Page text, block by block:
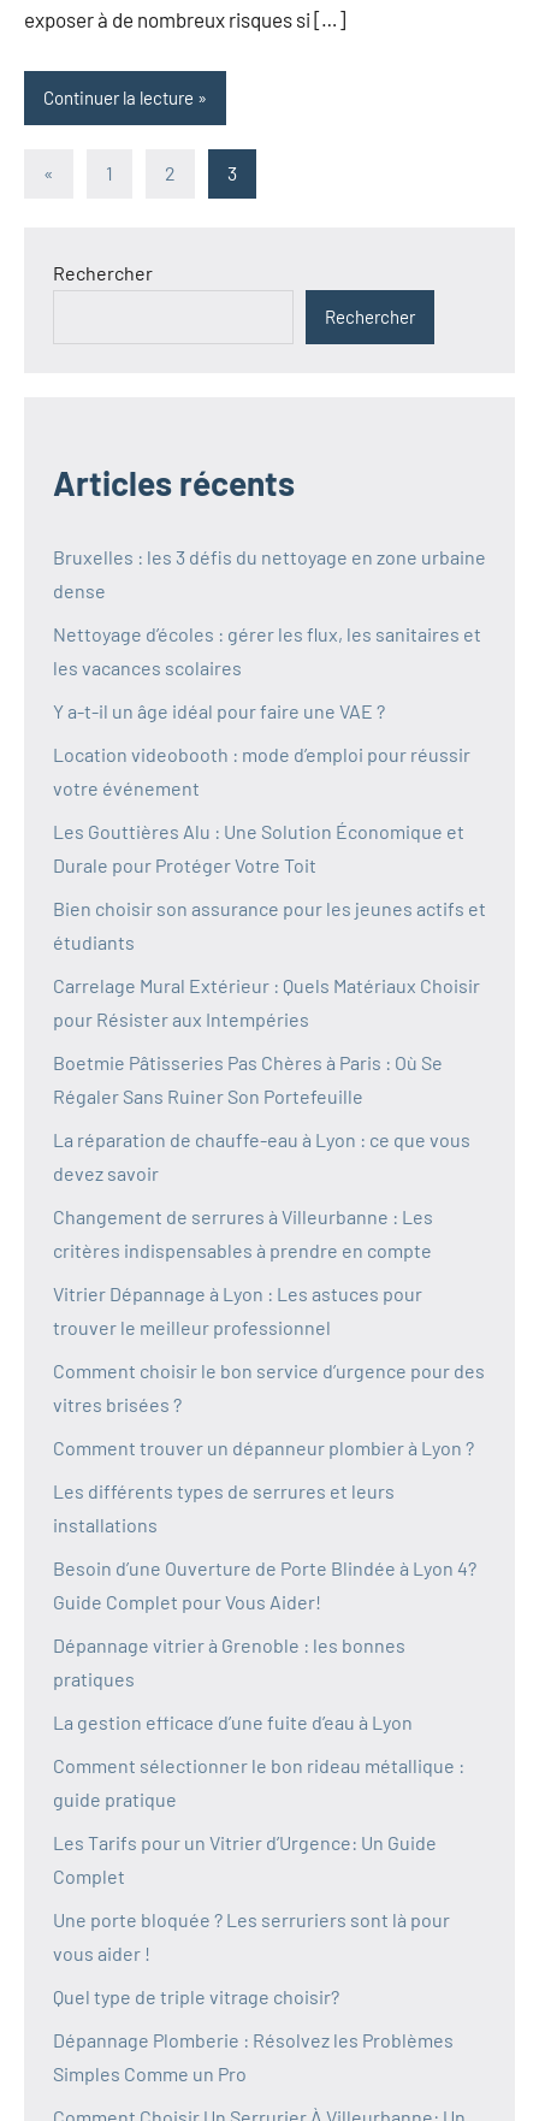
exposer à de nombreux risques si […]
Continuer la lecture
Pagination
publications
« Publications
1 2 3
Rechercher
Rechercher
Articles récents
Bruxelles : les 3 défis du nettoyage en zone urbaine
dense
Nettoyage d’écoles : gérer les flux, les sanitaires et
les vacances scolaires
Y a-t-il un âge idéal pour faire une VAE ?
Location videobooth : mode d’emploi pour réussir
votre événement
Les Gouttières Alu : Une Solution Économique et
Durale pour Protéger Votre Toit
Bien choisir son assurance pour les jeunes actifs et
étudiants
Carrelage Mural Extérieur : Quels Matériaux Choisir
pour Résister aux Intempéries
Boetmie Pâtisseries Pas Chères à Paris : Où Se
Régaler Sans Ruiner Son Portefeuille
La réparation de chauffe-eau à Lyon : ce que vous
devez savoir
Changement de serrures à Villeurbanne : Les
critères indispensables à prendre en compte
Vitrier Dépannage à Lyon : Les astuces pour
trouver le meilleur professionnel
Comment choisir le bon service d’urgence pour des
vitres brisées ?
Comment trouver un dépanneur plombier à Lyon ?
Les différents types de serrures et leurs
installations
Besoin d’une Ouverture de Porte Blindée à Lyon 4?
Guide Complet pour Vous Aider!
Dépannage vitrier à Grenoble : les bonnes
pratiques
La gestion efficace d’une fuite d’eau à Lyon
Comment sélectionner le bon rideau métallique :
guide pratique
Les Tarifs pour un Vitrier d’Urgence: Un Guide
Complet
Une porte bloquée ? Les serruriers sont là pour
vous aider !
Quel type de triple vitrage choisir?
Dépannage Plomberie : Résolvez les Problèmes
Simples Comme un Pro